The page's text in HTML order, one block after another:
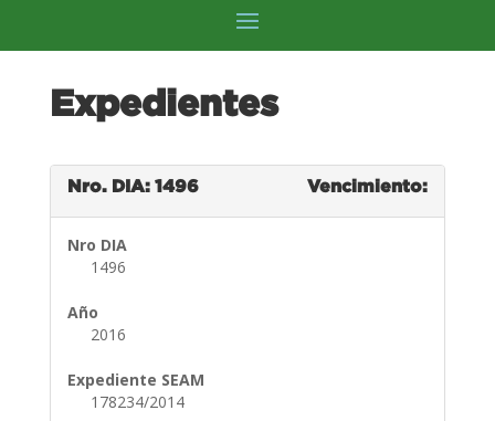
Expedientes
Nro. DIA: 1496 Vencimiento:
Nro DIA
1496
Año
2016
Expediente SEAM
178234/2014